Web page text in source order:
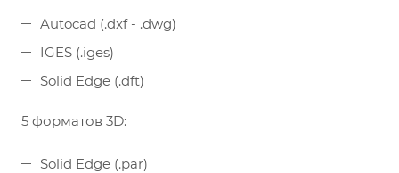
Autocad (.dxf - .dwg)
IGES (.iges)
Solid Edge (.dft)
5 форматов 3D:
Solid Edge (.par)